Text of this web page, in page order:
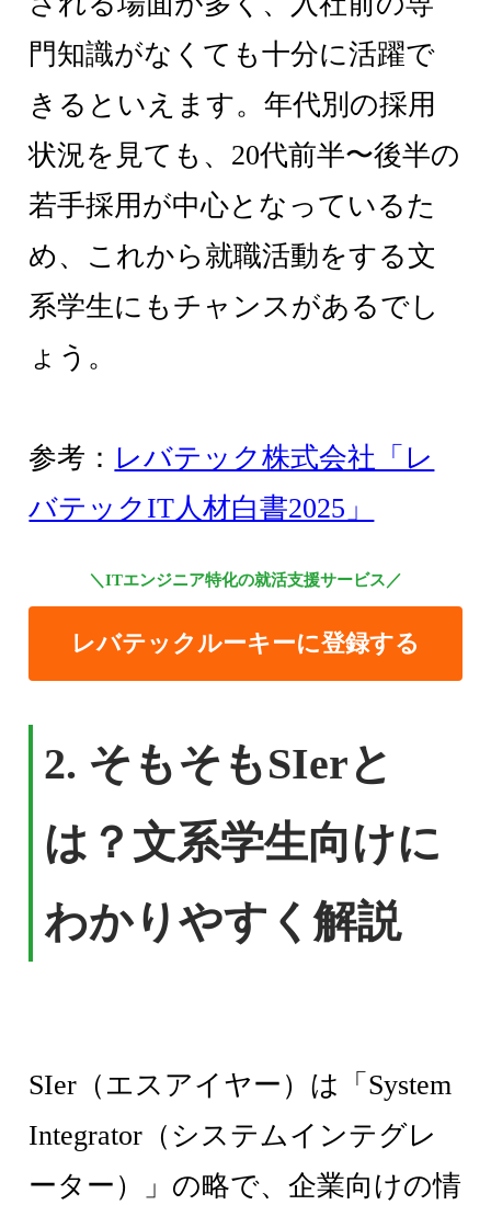
門知識がなくても十分に活躍で
きるといえます。年代別の採用
状況を見ても、20代前半〜後半の
若手採用が中心となっているた
め、これから就職活動をする文
系学生にもチャンスがあるでし
ょう。
参考： レバテック株式会社「レ
バテックIT人材白書2025」
＼ITエンジニア特化の就活支援サービス／
レバテックルーキーに登録する
2. そもそもSIerと
は？文系学生向けに
わかりやすく解説
SIer（エスアイヤー）は「System
Integrator（システムインテグレ
ーター）」の略で、企業向けの情